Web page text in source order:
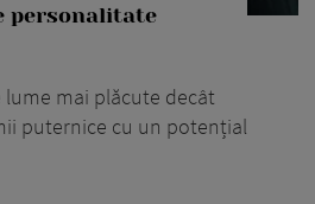
personalitate
mai plăcute decât
puternice cu un potențial